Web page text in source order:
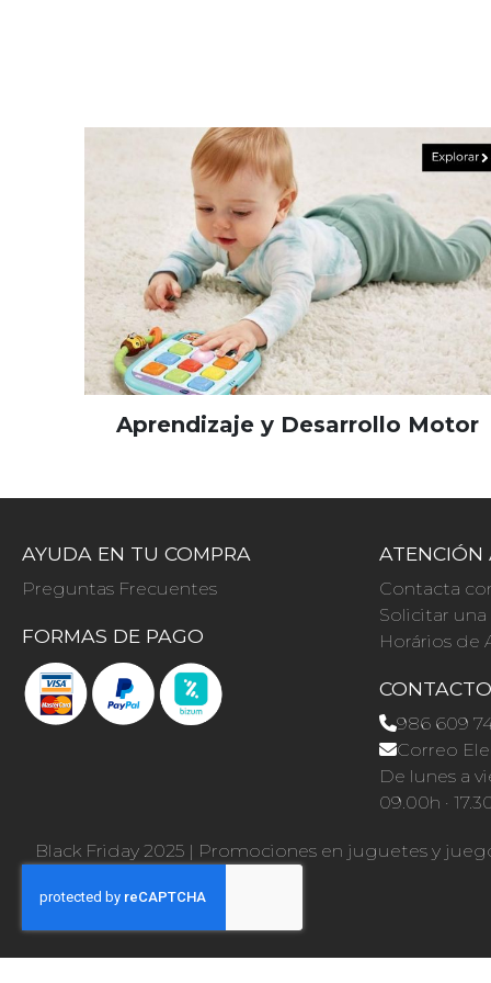
Aprendizaje y Desarrollo Motor
AYUDA EN TU COMPRA
Preguntas Frecuentes
FORMAS DE PAGO
ATENCIÓN
Contacta
Solicitar
Horários de
CONTACTO
986 609
Correo
De lunes a
09.00h ·
Black Friday 2025 | Promociones en juguetes y